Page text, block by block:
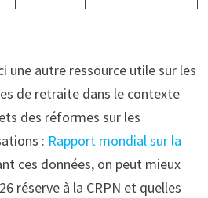
une autre ressource utile sur les
de retraite dans le contexte
des réformes sur les
: Rapport mondial sur la
ces données, on peut mieux
réserve à la CRPN et quelles